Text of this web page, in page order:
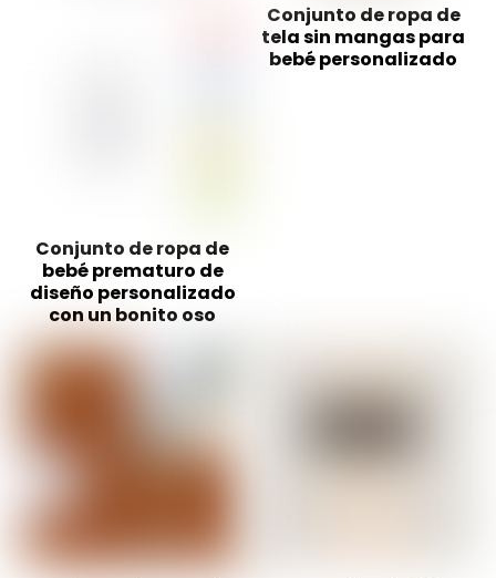
Conjunto de ropa de
bebé prematuro de
diseño personalizado
con un bonito oso
Conjunto de ropa de
tela sin mangas para
bebé personalizado